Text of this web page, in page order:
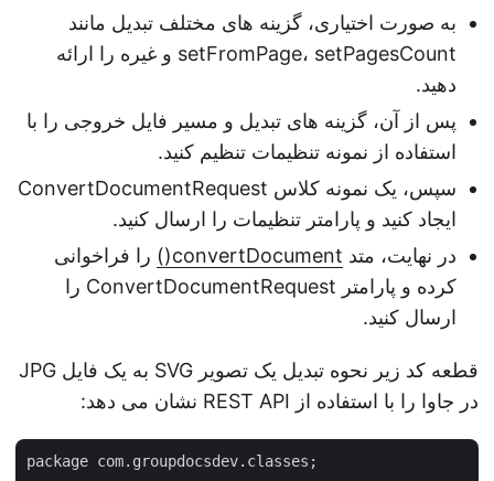
به صورت اختیاری، گزینه های مختلف تبدیل مانند
setFromPage، setPagesCount و غیره را ارائه
دهید.
پس از آن، گزینه های تبدیل و مسیر فایل خروجی را با
استفاده از نمونه تنظیمات تنظیم کنید.
سپس، یک نمونه کلاس ConvertDocumentRequest
ایجاد کنید و پارامتر تنظیمات را ارسال کنید.
در نهایت، متدconvertDocument()
را فراخوانی
کرده و پارامتر ConvertDocumentRequest را
ارسال کنید.
قطعه کد زیر نحوه تبدیل یک تصویر SVG به یک فایل JPG
در جاوا را با استفاده از REST API نشان می دهد:
package com.groupdocsdev.classes;